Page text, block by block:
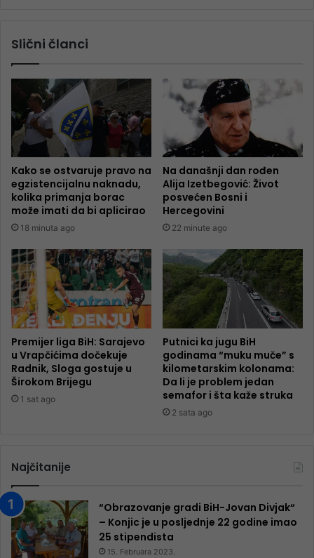
Slični članci
Kako se ostvaruje pravo na
egzistencijalnu naknadu,
kolika primanja borac
može imati da bi aplicirao
18 minuta ago
Na današnji dan rođen
Alija Izetbegović: Život
posvećen Bosni i
Hercegovini
22 minute ago
Premijer liga BiH: Sarajevo
u Vrapčićima dočekuje
Radnik, Sloga gostuje u
Širokom Brijegu
1 sat ago
Putnici ka jugu BiH
godinama “muku muče” s
kilometarskim kolonama:
Da li je problem jedan
semafor i šta kaže struka
2 sata ago
Najčitanije
“Obrazovanje gradi BiH-Jovan Divjak“
– Konjic je u posljednje 22 godine imao
25 ​​stipendista
15. Februara 2023.